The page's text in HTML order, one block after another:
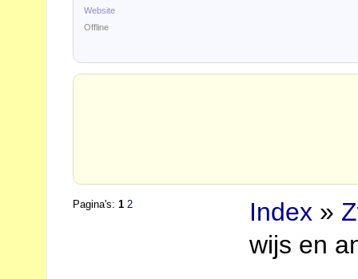
Website
Offline
Pagina's:1 2 Index »
wijs en